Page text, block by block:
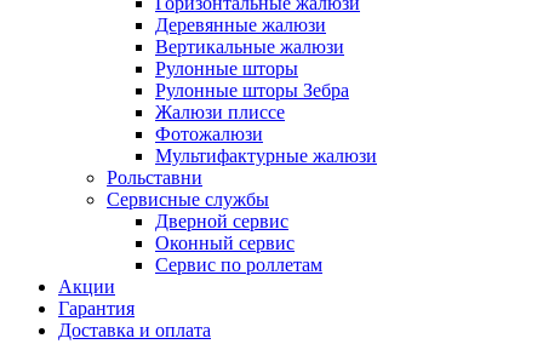
Деревянные жалюзи
Вертикальные жалюзи
Рулонные шторы
Рулонные шторы Зебра
Жалюзи плиссе
Фотожалюзи
Мультифактурные жалюзи
Рольставни
Сервисные службы
Дверной сервис
Оконный сервис
Сервис по роллетам
Акции
Гарантия
Доставка и оплата